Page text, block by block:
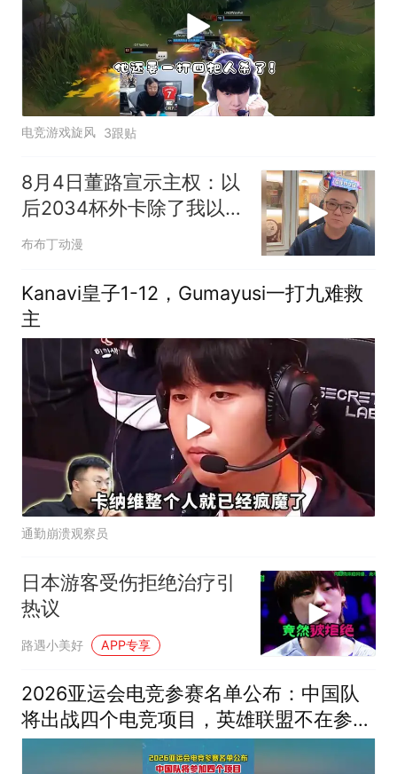
电竞游戏旋风 3跟贴
8月4日董路宣示主权：以
后2034杯外卡除了我以
外，谁也不能发放
布布丁动漫
Kanavi皇子1-12，Gumayusi一打九难救
主
通勤崩溃观察员
日本游客受伤拒绝治疗引
热议
路遇小美好 APP专享
2026亚运会电竞参赛名单公布：中国队
将出战四个电竞项目，英雄联盟不在参赛
之列